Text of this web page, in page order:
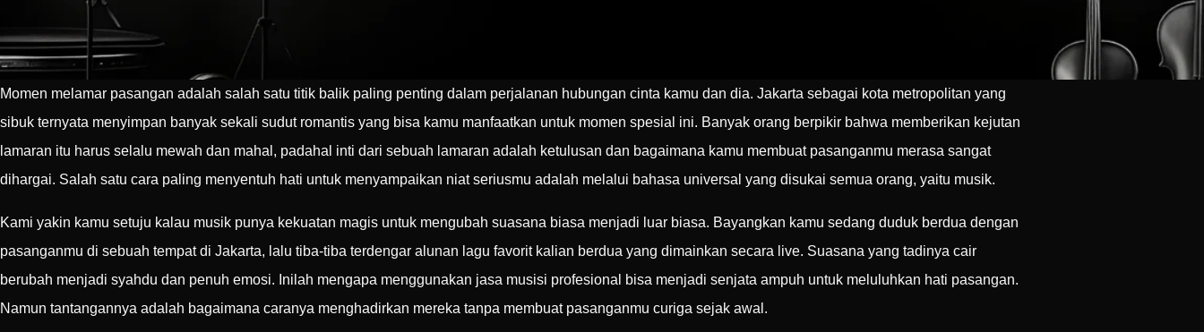
Momen melamar pasangan adalah salah satu titik balik paling penting dalam perjalanan hubungan cinta kamu dan dia. Jakarta sebagai kota metropolitan yang
sibuk ternyata menyimpan banyak sekali sudut romantis yang bisa kamu manfaatkan untuk momen spesial ini. Banyak orang berpikir bahwa memberikan kejutan
lamaran itu harus selalu mewah dan mahal, padahal inti dari sebuah lamaran adalah ketulusan dan bagaimana kamu membuat pasanganmu merasa sangat
dihargai. Salah satu cara paling menyentuh hati untuk menyampaikan niat seriusmu adalah melalui bahasa universal yang disukai semua orang, yaitu musik.
Kami yakin kamu setuju kalau musik punya kekuatan magis untuk mengubah suasana biasa menjadi luar biasa. Bayangkan kamu sedang duduk berdua dengan
pasanganmu di sebuah tempat di Jakarta, lalu tiba-tiba terdengar alunan lagu favorit kalian berdua yang dimainkan secara live. Suasana yang tadinya cair
berubah menjadi syahdu dan penuh emosi. Inilah mengapa menggunakan jasa musisi profesional bisa menjadi senjata ampuh untuk meluluhkan hati pasangan.
Namun tantangannya adalah bagaimana caranya menghadirkan mereka tanpa membuat pasanganmu curiga sejak awal.